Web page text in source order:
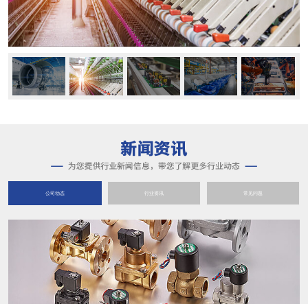
公司动态 行业资讯 常见问题